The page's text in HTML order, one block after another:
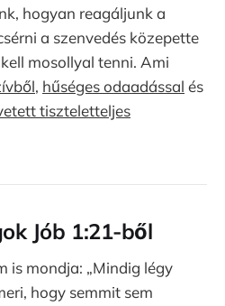
hogyan reagáljunk a
a szenvedés közepette
mosollyal tenni. Ami
, hűséges odaadással és
tiszteletteljes
Jób 1:21-ből
is mondja: „Mindig légy
hogy semmit sem